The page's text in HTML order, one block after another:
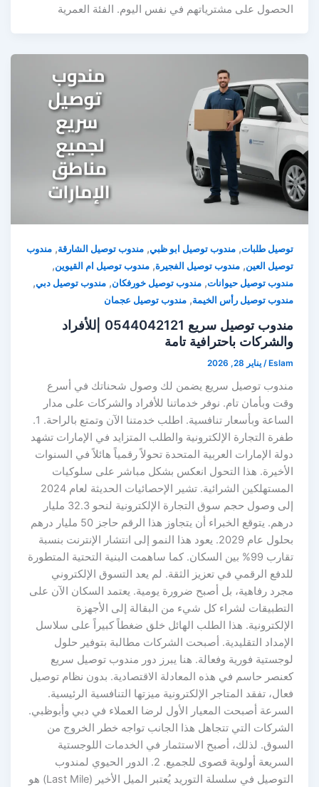
الحصول على مشترياتهم في نفس اليوم. الفئة العمرية
توصيل طلبات,مندوب توصيل ابو ظبي,مندوب توصيل الشارقة,مندوب
توصيل العين,مندوب توصيل الفجيرة,مندوب توصيل ام القيوين,
مندوب توصيل حيوانات,مندوب توصيل خورفكان,مندوب توصيل دبي,
مندوب توصيل رأس الخيمة,مندوب توصيل عجمان
مندوب توصيل سريع 0544042121 |للأفراد
والشركات باحترافية تامة
Eslam
/يناير 28, 2026
مندوب توصيل سريع يضمن لك وصول شحناتك في أسرع
وقت وبأمان تام. نوفر خدماتنا للأفراد والشركات على مدار
الساعة وبأسعار تنافسية. اطلب خدمتنا الآن وتمتع بالراحة. 1.
طفرة التجارة الإلكترونية والطلب المتزايد في الإمارات تشهد
دولة الإمارات العربية المتحدة تحولاً رقمياً هائلاً في السنوات
الأخيرة. هذا التحول انعكس بشكل مباشر على سلوكيات
المستهلكين الشرائية. تشير الإحصائيات الحديثة لعام 2024
إلى وصول حجم سوق التجارة الإلكترونية لنحو 32.3 مليار
درهم. يتوقع الخبراء أن يتجاوز هذا الرقم حاجز 50 مليار درهم
بحلول عام 2029. يعود هذا النمو إلى انتشار الإنترنت بنسبة
تقارب 99% بين السكان. كما ساهمت البنية التحتية المتطورة
للدفع الرقمي في تعزيز الثقة. لم يعد التسوق الإلكتروني
مجرد رفاهية، بل أصبح ضرورة يومية. يعتمد السكان الآن على
التطبيقات لشراء كل شيء من البقالة إلى الأجهزة
الإلكترونية. هذا الطلب الهائل خلق ضغطاً كبيراً على سلاسل
الإمداد التقليدية. أصبحت الشركات مطالبة بتوفير حلول
لوجستية فورية وفعالة. هنا يبرز دور مندوب توصيل سريع
كعنصر حاسم في هذه المعادلة الاقتصادية. بدون نظام توصيل
فعال، تفقد المتاجر الإلكترونية ميزتها التنافسية الرئيسية.
السرعة أصبحت المعيار الأول لرضا العملاء في دبي وأبوظبي.
الشركات التي تتجاهل هذا الجانب تواجه خطر الخروج من
السوق. لذلك، أصبح الاستثمار في الخدمات اللوجستية
السريعة أولوية قصوى للجميع. 2. الدور الحيوي لمندوب
التوصيل في سلسلة التوريد يُعتبر الميل الأخير (Last Mile) هو